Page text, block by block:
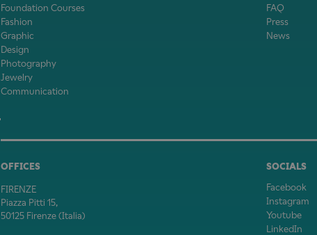
Foundation Courses
Fashion
Graphic
Design
Photography
Jewelry
Communication
FAQ
Press
News
OFFICES
FIRENZE
Piazza Pitti 15,
50125 Firenze (Italia)
SOCIALS
Facebook
Instagram
Youtube
LinkedIn